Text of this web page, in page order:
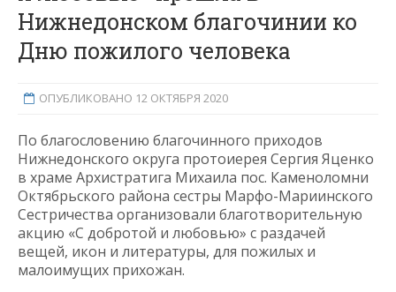
Нижнедонском благочинии ко
Дню пожилого человека
ОПУБЛИКОВАНО 12 ОКТЯБРЯ 2020
По благословению благочинного приходов
Нижнедонского округа протоиерея Сергия Яценко
в храме Архистратига Михаила пос. Каменоломни
Октябрьского района сестры Марфо-Мариинского
Сестричества организовали благотворительную
акцию «С добротой и любовью» с раздачей
вещей, икон и литературы, для пожилых и
малоимущих прихожан.